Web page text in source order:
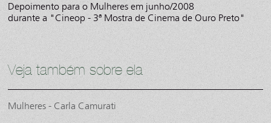
Depoimento para o Mulheres em junho/2008
durante a "Cineop - 3ª Mostra de Cinema de Ouro Preto"
Veja também sobre ela
Mulheres - Carla Camurati